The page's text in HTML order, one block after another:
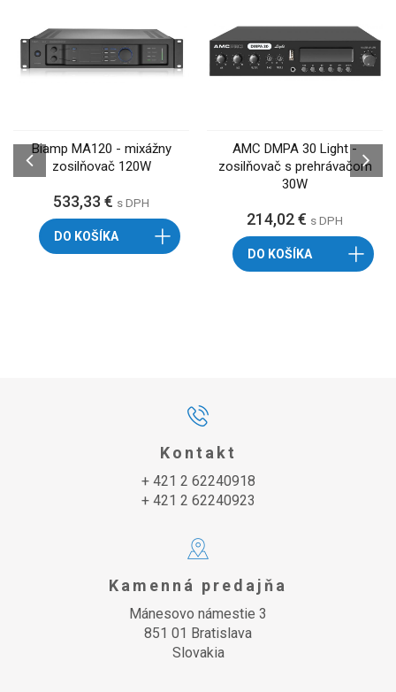
Biamp MA120 - mixážny
zosilňovač 120W
533,33 € s DPH
DO KOŠÍKA
AMC DMPA 30 Light -
zosilňovač s prehrávačom
30W
214,02 € s DPH
DO KOŠÍKA
Kontakt
+ 421 2 62240918
+ 421 2 62240923
Kamenná predajňa
Mánesovo námestie 3
851 01 Bratislava
Slovakia